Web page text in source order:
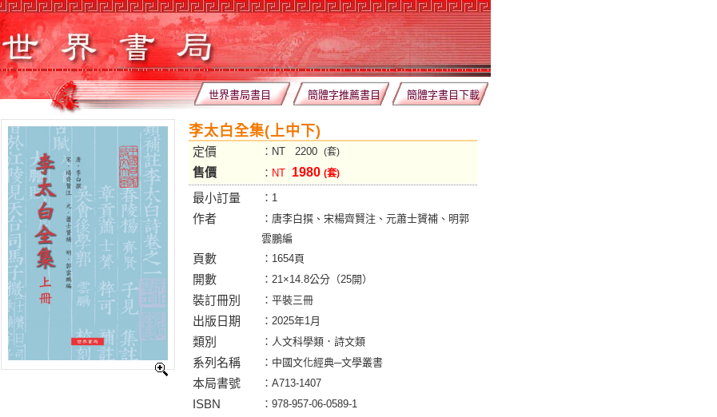
世界書局書目 簡體字推薦書目 簡體字書目下載
李太白全集(上中下)
定價 ：NT 2200 (套)
售價 ： NT 1980 (套)
最小訂量 ：1
作者
：唐李白撰、宋楊齊賢注、元蕭士贇補、明郭
雲鵬編
頁數 ：1654頁
開數 ：21×14.8公分（25開）
裝訂冊別 ：平裝三冊
出版日期 ：2025年1月
類別 ：人文科學類．詩文類
系列名稱 ：中國文化經典─文學叢書
本局書號 ：A713-1407
ISBN ：978-957-06-0589-1